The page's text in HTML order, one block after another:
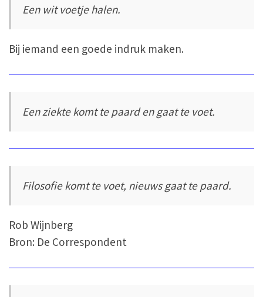
Een wit voetje halen.
Bij iemand een goede indruk maken.
Een ziekte komt te paard en gaat te voet.
Filosofie komt te voet, nieuws gaat te paard.
Rob Wijnberg
Bron: De Correspondent